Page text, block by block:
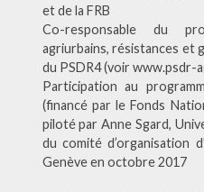
et de la FRB
Co-responsable du
agriurbains, résistances et
du PSDR4 (voir www.psdr-
Participation au
(financé par le Fonds
piloté par Anne Sgard,
du comité d’organisation
Genève en octobre 2017